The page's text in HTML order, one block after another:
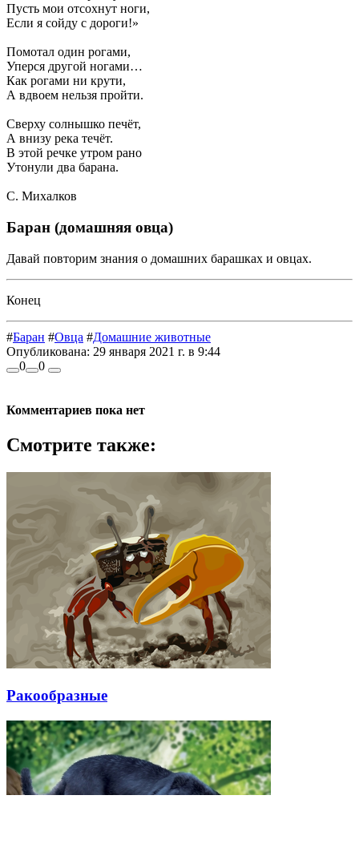
Пусть мои отсохнут ноги,
Если я сойду с дороги!»
Помотал один рогами,
Уперся другой ногами…
Как рогами ни крути,
А вдвоем нельзя пройти.
Сверху солнышко печёт,
А внизу река течёт.
В этой речке утром рано
Утонули два барана.
С. Михалков
Баран (домашняя овца)
Давай повторим знания о домашних барашках и овцах.
Конец
#Баран #Овца #Домашние животные
Опубликована: 29 января 2021 г. в 9:44
0
0
Комментариев пока нет
Смотрите также:
Ракообразные